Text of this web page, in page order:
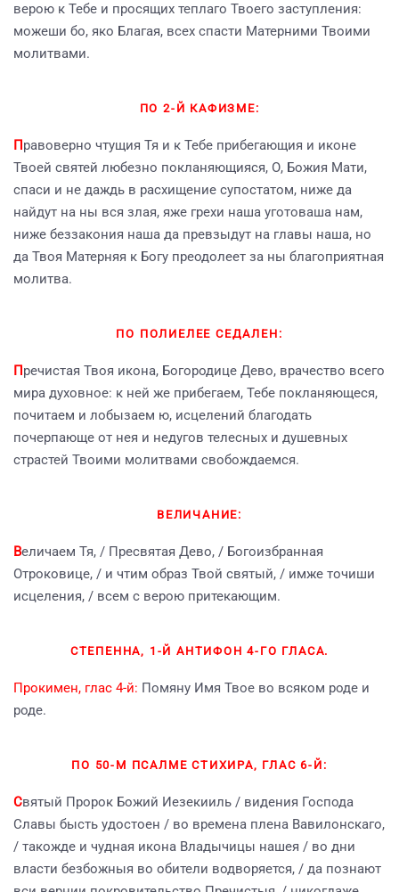
верою к Тебе и просящих теплаго Твоего заступления:
можеши бо, яко Благая, всех спасти Матерними Твоими
молитвами.
ПО 2-Й КАФИЗМЕ:
Правоверно чтущия Тя и к Тебе прибегающия и иконе
Твоей святей любезно покланяющияся, О, Божия Мати,
спаси и не даждь в расхищение супостатом, ниже да
найдут на ны вся злая, яже грехи наша уготоваша нам,
ниже беззакония наша да превзыдут на главы наша, но
да Твоя Матерняя к Богу преодолеет за ны благоприятная
молитва.
ПО ПОЛИЕЛЕЕ СЕДАЛЕН:
Пречистая Твоя икона, Богородице Дево, врачество всего
мира духовное: к ней же прибегаем, Тебе покланяющеся,
почитаем и лобызаем ю, исцелений благодать
почерпающе от нея и недугов телесных и душевных
страстей Твоими молитвами свобождаемся.
ВЕЛИЧАНИЕ:
Величаем Тя, / Пресвятая Дево, / Богоизбранная
Отроковице, / и чтим образ Твой святый, / имже точиши
исцеления, / всем с верою притекающим.
СТЕПЕННА, 1-Й АНТИФОН 4-ГО ГЛАСА.
Прокимен, глас 4-й: Помяну Имя Твое во всяком роде и
роде.
ПО 50-М ПСАЛМЕ СТИХИРА, ГЛАС 6-Й:
Святый Пророк Божий Иезекииль / видения Господа
Славы бысть удостоен / во времена плена Вавилонскаго,
/ такожде и чудная икона Владычицы нашея / во дни
власти безбожныя во обители водворяется, / да познают